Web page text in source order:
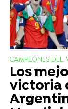
CAMPEONES DEL
Los
victoria